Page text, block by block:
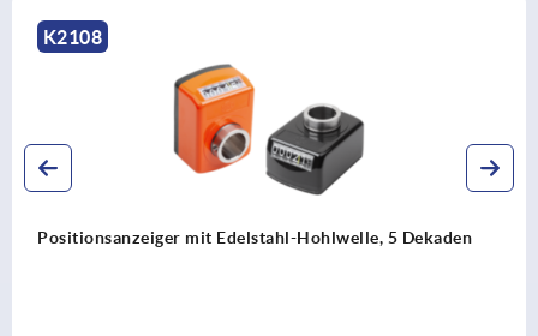
Dekaden
Magnetband inkremental kodierter